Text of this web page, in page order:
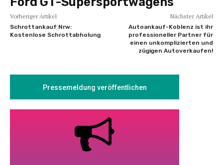
Vorheriger Artikel
Schrottankauf Nrw:
Kostenlose Schrottabholung
Nächster Artikel
Autoankauf-Koblenz ist ihr
professioneller Partner für
einen unkomplizierten und
zügigen Autoverkaufen!
Pressemeldung veröffentlichen